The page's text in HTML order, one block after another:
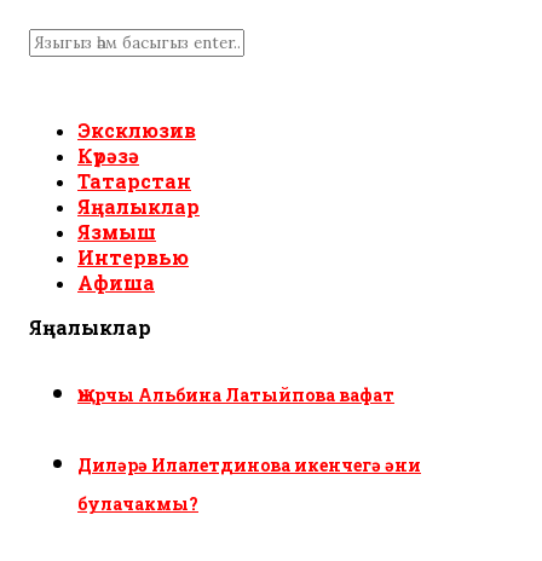
Эксклюзив
Күрәзә
Татарстан
Яңалыклар
Язмыш
Интервью
Афиша
Яңалыклар
Җырчы Альбина Латыйпова вафат
Диләрә Илалетдинова икенчегә әни
булачакмы?